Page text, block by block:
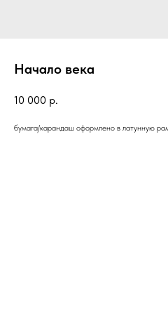
Начало века
10 000 р.
бумага/карандаш оформлено в латунную